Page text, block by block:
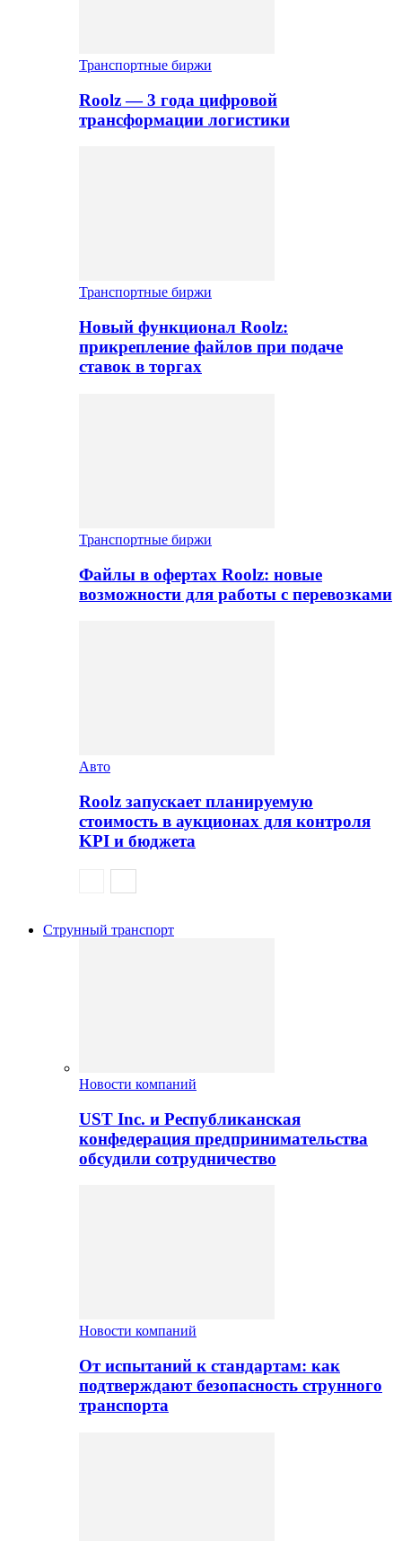
Транспортные биржи
Roolz — 3 года цифровой
трансформации логистики
Транспортные биржи
Новый функционал Roolz:
прикрепление файлов при подаче
ставок в торгах
Транспортные биржи
Файлы в офертах Roolz: новые
возможности для работы с перевозками
Авто
Roolz запускает планируемую
стоимость в аукционах для контроля
KPI и бюджета
Струнный транспорт
Новости компаний
UST Inc. и Республиканская
конфедерация предпринимательства
обсудили сотрудничество
Новости компаний
От испытаний к стандартам: как
подтверждают безопасность струнного
транспорта